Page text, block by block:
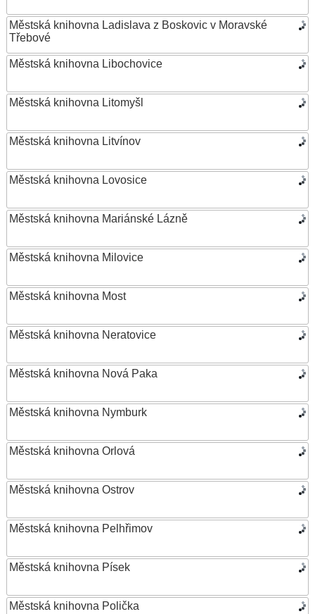
Městská knihovna Ladislava z Boskovic v Moravské
Třebové
Městská knihovna Libochovice
Městská knihovna Litomyšl
Městská knihovna Litvínov
Městská knihovna Lovosice
Městská knihovna Mariánské Lázně
Městská knihovna Milovice
Městská knihovna Most
Městská knihovna Neratovice
Městská knihovna Nová Paka
Městská knihovna Nymburk
Městská knihovna Orlová
Městská knihovna Ostrov
Městská knihovna Pelhřimov
Městská knihovna Písek
Městská knihovna Polička